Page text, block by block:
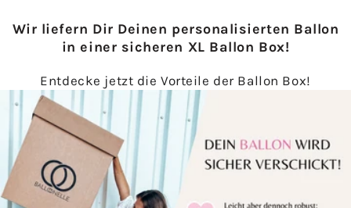
Wir liefern Dir Deinen personalisierten Ballon
in einer sicheren XL Ballon Box!
Entdecke jetzt die Vorteile der Ballon Box!